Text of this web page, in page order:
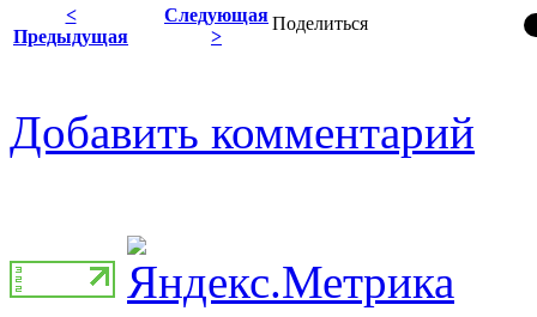
Поделиться
<
Предыдущая
Следующая
>
Добавить комментарий